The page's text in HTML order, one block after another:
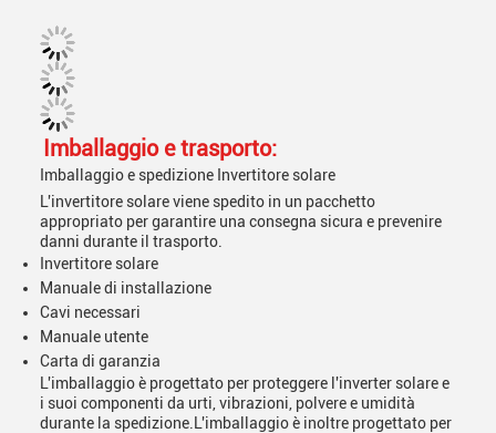
Imballaggio e trasporto:
Imballaggio e spedizione Invertitore solare
L'invertitore solare viene spedito in un pacchetto
appropriato per garantire una consegna sicura e prevenire
danni durante il trasporto.
Invertitore solare
Manuale di installazione
Cavi necessari
Manuale utente
Carta di garanzia
L'imballaggio è progettato per proteggere l'inverter solare e
i suoi componenti da urti, vibrazioni, polvere e umidità
durante la spedizione.L'imballaggio è inoltre progettato per